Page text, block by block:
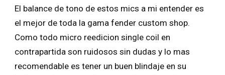
El balance de tono de estos mics a mi entender es
el mejor de toda la gama fender custom shop.
Como todo micro reedicion single coil en
contrapartida son ruidosos sin dudas y lo mas
recomendable es tener un buen blindaje en su